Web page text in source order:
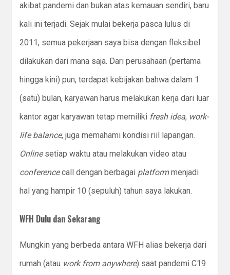
akibat pandemi dan bukan atas kemauan sendiri, baru
kali ini terjadi. Sejak mulai bekerja pasca lulus di
2011, semua pekerjaan saya bisa dengan fleksibel
dilakukan dari mana saja. Dari perusahaan (pertama
hingga kini) pun, terdapat kebijakan bahwa dalam 1
(satu) bulan, karyawan harus melakukan kerja dari luar
kantor agar karyawan tetap memiliki fresh idea, work-
life balance, juga memahami kondisi riil lapangan.
Onlinesetiap waktu atau melakukan video atau
conferencecall dengan berbagai platformmenjadi
hal yang hampir 10 (sepuluh) tahun saya lakukan.
WFH Dulu dan Sekarang
Mungkin yang berbeda antara WFH alias bekerja dari
rumah (atau work from anywhere) saat pandemi C19